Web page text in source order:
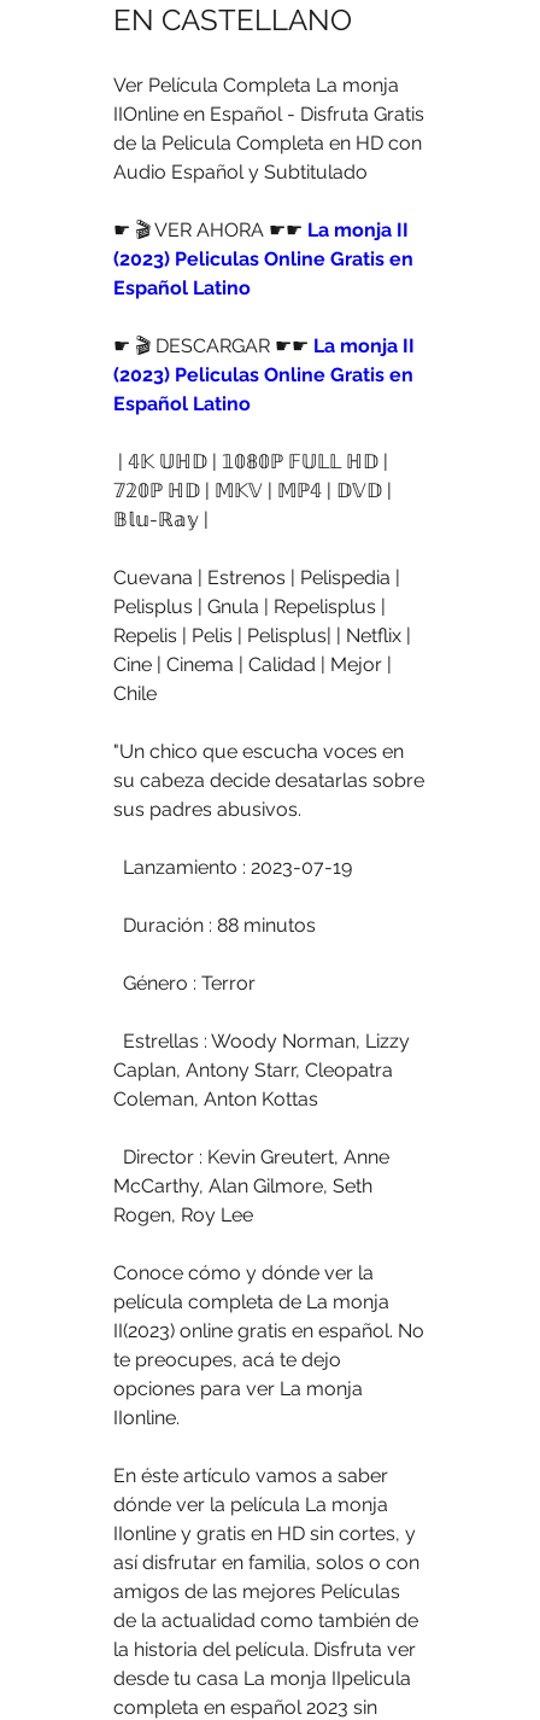
EN CASTELLANO
Ver Película Completa La monja
IIOnline en Español - Disfruta Gratis
de la Pelicula Completa en HD con
Audio Español y Subtitulado
☛ 🎬 VER AHORA ☛☛ La monja II
(2023) Peliculas Online Gratis en
Español Latino
☛ 🎬 DESCARGAR ☛☛ La monja II
(2023) Peliculas Online Gratis en
Español Latino
𝟟𝟚𝟘ℙ ℍ𝔻 | 𝕄𝕂𝕍 | 𝕄ℙ𝟜 | 𝔻𝕍𝔻 |
𝔹𝕝𝕦-ℝ𝕒𝕪 |
Cuevana | Estrenos | Pelispedia |
Pelisplus | Gnula | Repelisplus |
Repelis | Pelis | Pelisplus| | Netflix |
Cine | Cinema | Calidad | Mejor |
Chile
"Un chico que escucha voces en
su cabeza decide desatarlas sobre
sus padres abusivos.
  Lanzamiento : 2023-07-19
  Duración : 88 minutos
  Género : Terror
Caplan, Antony Starr, Cleopatra
Coleman, Anton Kottas
McCarthy, Alan Gilmore, Seth
Rogen, Roy Lee
Conoce cómo y dónde ver la
película completa de La monja
II(2023) online gratis en español. No
te preocupes, acá te dejo
opciones para ver La monja
IIonline.
En éste artículo vamos a saber
dónde ver la película La monja
IIonline y gratis en HD sin cortes, y
así disfrutar en familia, solos o con
amigos de las mejores Películas
de la actualidad como también de
la historia del película. Disfruta ver
desde tu casa La monja IIpelicula
completa en español 2023 sin